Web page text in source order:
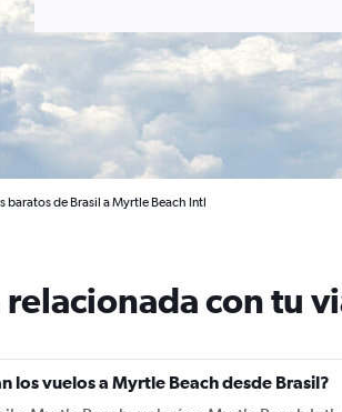
baratos de Brasil a Myrtle Beach Intl
con tu
los vuelos a Myrtle Beach desde Brasil?